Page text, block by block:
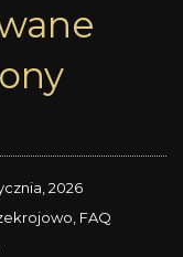
2026
FAQ